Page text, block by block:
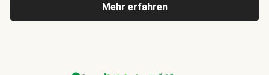
Mehr erfahren